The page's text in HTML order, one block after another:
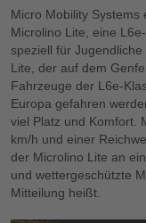
Micro Mobility
Microlino Lite, eine
speziell für
Lite, der auf dem
Fahrzeuge der L6e-
Europa gefahren
viel Platz und Komfort.
km/h und einer
der Microlino Lite an
und wettergeschützte
Mitteilung heißt.